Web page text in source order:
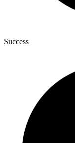
Success